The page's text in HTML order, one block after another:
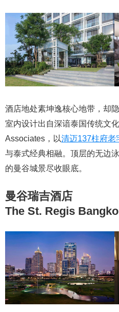
酒店地处素坤逸核心地带，却
室内设计出自深谙泰国传统文
Associates，以清迈137柱府老
与泰式经典相融。顶层的无边
的曼谷城景尽收眼底。
曼谷瑞吉酒店
The St. Regis